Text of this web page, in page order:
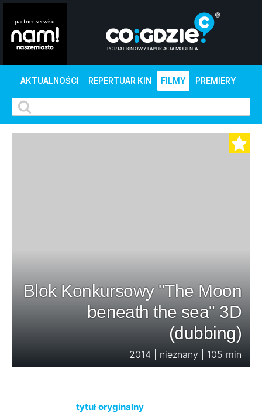
AKTUALNOŚCI REPERTUAR KIN FILMY PREMIERY
Blok Konkursowy "The Moon
beneath the sea" 3D
(dubbing)
2014 | nieznany | 105 min
tytuł oryginalny